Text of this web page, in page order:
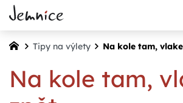
Tipy na výlety Na kole tam,
Na kole tam,